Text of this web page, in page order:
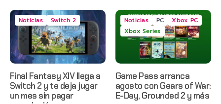
Noticias Switch 2
Final Fantasy XIV llega a
Switch 2 y te deja jugar
un mes sin pagar
Noticias PC
Xbox PC
Xbox Series
Game Pass arranca
agosto con Gears of War:
E-Day, Grounded 2 y más